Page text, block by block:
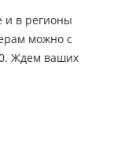
и в регионы
можно с
Ждем ваших